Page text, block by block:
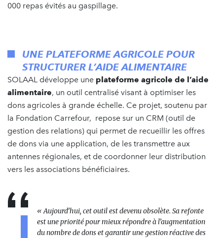
000 repas évités au gaspillage.
UNE PLATEFORME AGRICOLE POUR
STRUCTURER L’AIDE ALIMENTAIRE
SOLAAL développe une plateforme agricole de l’aide
alimentaire, un outil centralisé visant à optimiser les
dons agricoles à grande échelle. Ce projet, soutenu par
la Fondation Carrefour, repose sur un CRM (outil de
gestion des relations) qui permet de recueillir les offres
de dons via une application, de les transmettre aux
antennes régionales, et de coordonner leur distribution
vers les associations bénéficiaires.
« Aujourd’hui, cet outil est devenu obsolète. Sa refonte
est une priorité pour mieux répondre à l’augmentation
du nombre de dons et garantir une gestion réactive des